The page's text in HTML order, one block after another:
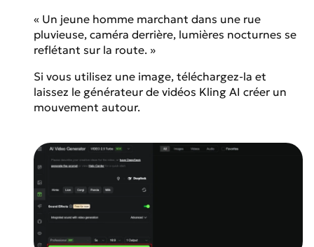
« Un jeune homme marchant dans une rue
pluvieuse, caméra derrière, lumières nocturnes se
reflétant sur la route. »
Si vous utilisez une image, téléchargez-la et
laissez le générateur de vidéos Kling AI créer un
mouvement autour.